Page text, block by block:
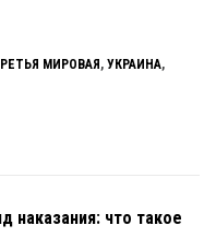
МИРОВАЯ , УКРАИНА,
наказания: что такое